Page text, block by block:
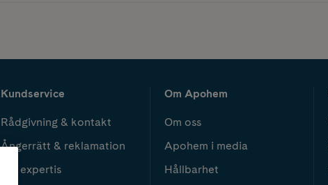
Kundservice
Rådgivning & kontakt
Ångerrätt & reklamation
Vår expertis
Om Apohem
Om oss
Apohem i media
Hållbarhet